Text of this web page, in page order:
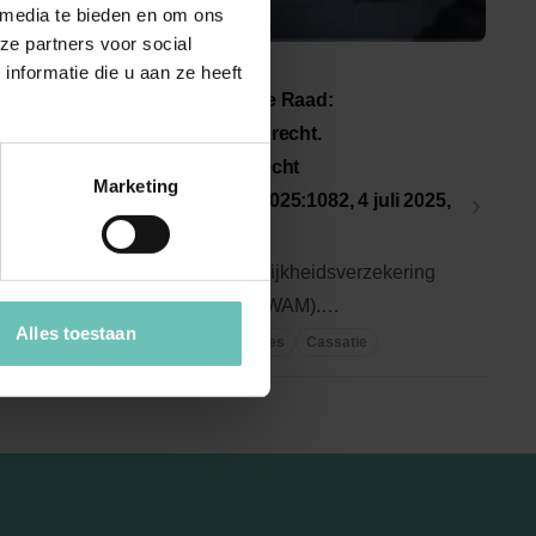
te bieden en om ons
partners voor social
die u aan ze heeft
Marketing
Alles toestaan
...
04 JULI 2025
Uitspraak Hoge Raad:
Verbintenissenrecht.
Verzekeringsrecht
(ECLI:NL:HR:2025:1082, 4 juli 2025,
nr. 24/00600)
Wet aansprakelijkheidsverzekering
motorrijtuigen (WAM).
Ontvankelijkheid. Formele
procespartij bij ...
Hoge Raad Updates Cassatie